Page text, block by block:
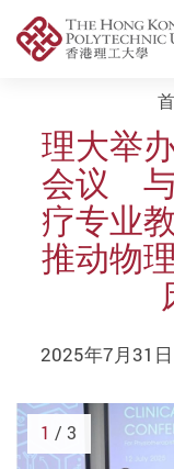
Start main
理大举
会议 与
疗专业
推动物
2025年7月31日
1 / 3